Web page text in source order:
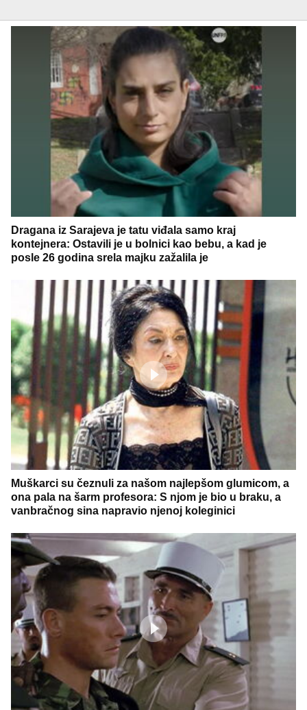
Dragana iz Sarajeva je tatu viđala samo kraj
kontejnera: Ostavili je u bolnici kao bebu, a kad je
posle 26 godina srela majku zažalila je
Muškarci su čeznuli za našom najlepšom glumicom, a
ona pala na šarm profesora: S njom je bio u braku, a
vanbračnog sina napravio njenoj koleginici